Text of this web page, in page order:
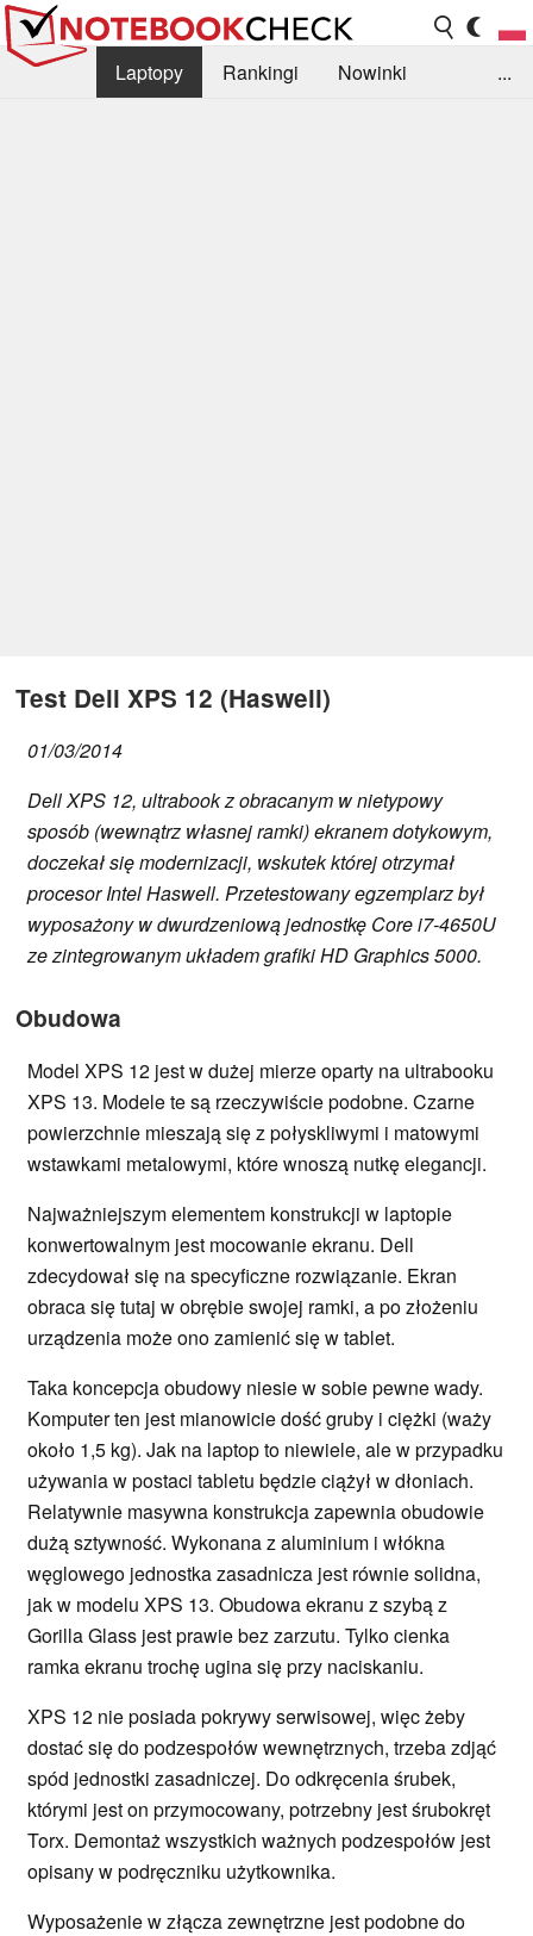
Laptopy Rankingi
Nowinki
...
Test Dell XPS 12 (Haswell)
01/03/2014
Dell XPS 12, ultrabook z obracanym w nietypowy
sposób (wewnątrz własnej ramki) ekranem dotykowym,
doczekał się modernizacji, wskutek której otrzymał
procesor Intel Haswell. Przetestowany egzemplarz był
wyposażony w dwurdzeniową jednostkę Core i7-4650U
ze zintegrowanym układem grafiki HD Graphics 5000.
Obudowa
Model XPS 12 jest w dużej mierze oparty na ultrabooku
XPS 13. Modele te są rzeczywiście podobne. Czarne
powierzchnie mieszają się z połyskliwymi i matowymi
wstawkami metalowymi, które wnoszą nutkę elegancji.
Najważniejszym elementem konstrukcji w laptopie
konwertowalnym jest mocowanie ekranu. Dell
zdecydował się na specyficzne rozwiązanie. Ekran
obraca się tutaj w obrębie swojej ramki, a po złożeniu
urządzenia może ono zamienić się w tablet.
Taka koncepcja obudowy niesie w sobie pewne wady.
Komputer ten jest mianowicie dość gruby i ciężki (waży
około 1,5 kg). Jak na laptop to niewiele, ale w przypadku
używania w postaci tabletu będzie ciążył w dłoniach.
Relatywnie masywna konstrukcja zapewnia obudowie
dużą sztywność. Wykonana z aluminium i włókna
węglowego jednostka zasadnicza jest równie solidna,
jak w modelu XPS 13. Obudowa ekranu z szybą z
Gorilla Glass jest prawie bez zarzutu. Tylko cienka
ramka ekranu trochę ugina się przy naciskaniu.
XPS 12 nie posiada pokrywy serwisowej, więc żeby
dostać się do podzespołów wewnętrznych, trzeba zdjąć
spód jednostki zasadniczej. Do odkręcenia śrubek,
którymi jest on przymocowany, potrzebny jest śrubokręt
Torx. Demontaż wszystkich ważnych podzespołów jest
opisany w podręczniku użytkownika.
Wyposażenie w złącza zewnętrzne jest podobne do